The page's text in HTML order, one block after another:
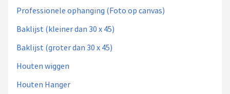
Professionele ophanging (Foto op canvas)
Baklijst (kleiner dan 30 x 45)
Baklijst (groter dan 30 x 45)
Houten wiggen
Houten Hanger